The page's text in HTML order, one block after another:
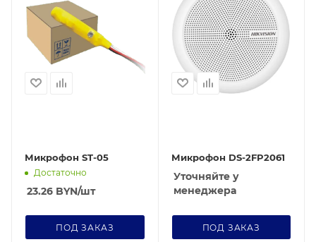
Микрофон ST-05
Достаточно
23.26 BYN/шт
ПОД ЗАКАЗ
Микрофон DS-2FP2061
Уточняйте у
менеджера
ПОД ЗАКАЗ